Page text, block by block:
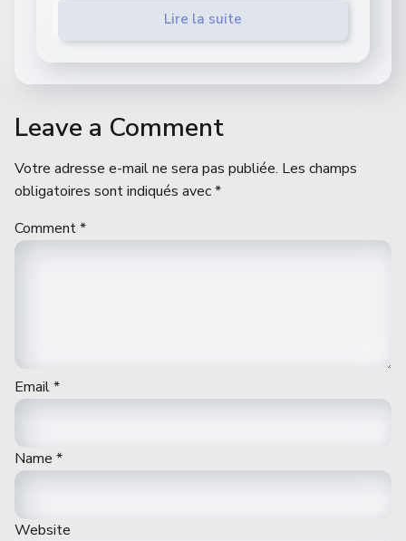
Lire la suite
Leave a Comment
Votre adresse e-mail ne sera pas publiée. Les champs
obligatoires sont indiqués avec*
Comment*
Email*
Name *
Website